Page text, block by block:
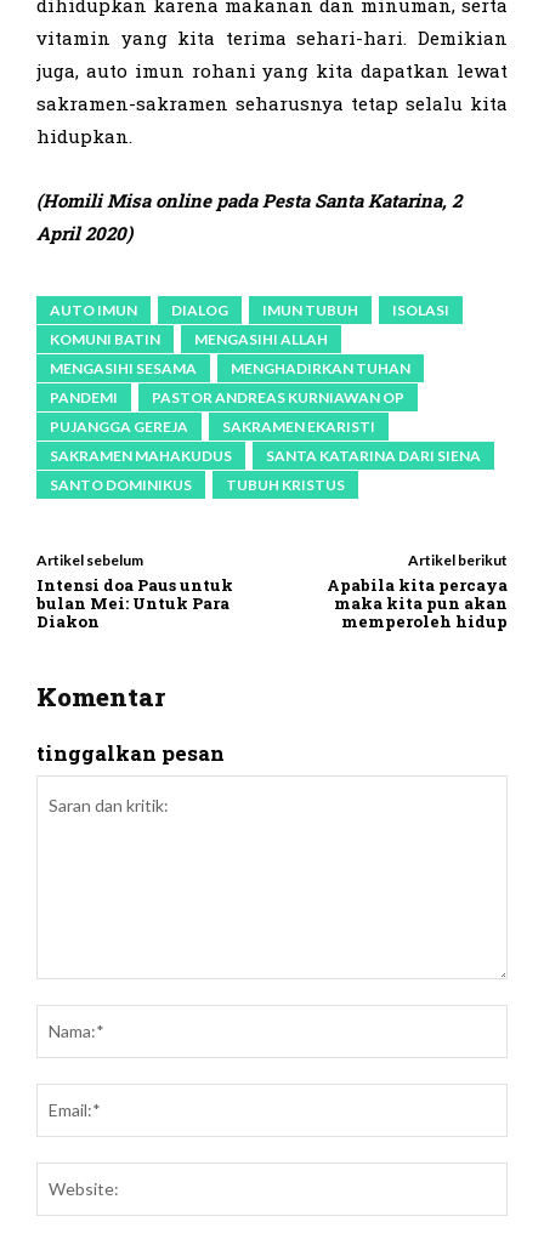
dihidupkan karena makanan dan minuman, serta
vitamin yang kita terima sehari-hari. Demikian
juga, auto imun rohani yang kita dapatkan lewat
sakramen-sakramen seharusnya tetap selalu kita
hidupkan.
(Homili Misa online pada Pesta Santa Katarina, 2
April 2020)
AUTO IMUN DIALOG IMUN TUBUH
ISOLASI
KOMUNI BATIN
MENGASIHI ALLAH
MENGASIHI SESAMA
MENGHADIRKAN TUHAN
PANDEMI
PASTOR ANDREAS KURNIAWAN OP
PUJANGGA GEREJA
SAKRAMEN EKARISTI
SAKRAMEN MAHAKUDUS
SANTA KATARINA DARI SIENA
SANTO DOMINIKUS
TUBUH KRISTUS
Artikel sebelum
Intensi doa Paus untuk
bulan Mei: Untuk Para
Diakon
Artikel berikut
Apabila kita percaya
maka kita pun akan
memperoleh hidup
Komentar
tinggalkan pesan
kritik: